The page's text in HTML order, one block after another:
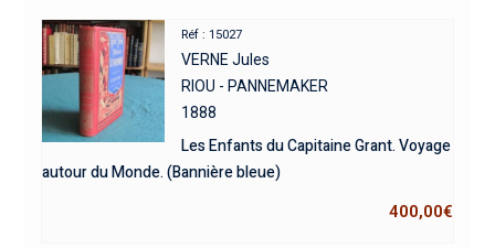
Réf : 15027
VERNE Jules
RIOU - PANNEMAKER
1888
Les Enfants du Capitaine Grant. Voyage
autour du Monde. (Bannière bleue)
400,00€